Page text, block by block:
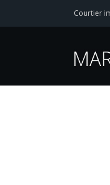
Courtier